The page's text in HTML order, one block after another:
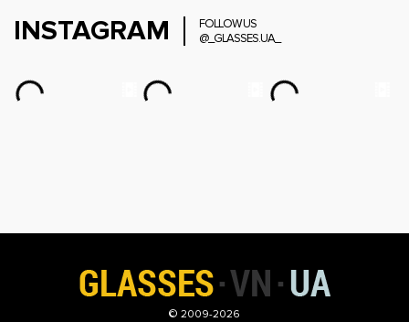
INSTAGRAM
FOLLOW US
@_GLASSES.UA_
© 2009-2026